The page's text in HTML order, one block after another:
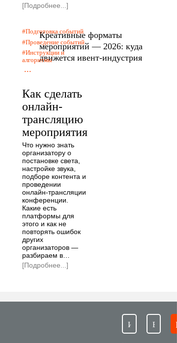
[Подробнее...]
Подготовка событий
Проведение событий
Инструкции и
алгоритмы
...
Как сделать
онлайн-
трансляцию
мероприятия
Что нужно знать
организатору о
постановке света,
настройке звука,
подборе контента и
проведении
онлайн-трансляции
конференции.
Какие есть
платформы для
этого и как не
повторять ошибок
других
организаторов —
разбираем в…
[Подробнее...]
Креативные форматы
мероприятий — 2026: куда
движется ивент-индустрия